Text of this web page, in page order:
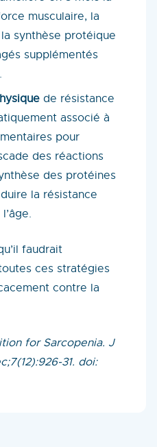
musculaire, la
synthèse protéique
supplémentés
de résistance
associé à
pour
des réactions
des protéines
la résistance
faudrait
ces stratégies
contre la
for Sarcopenia. J
31. doi: